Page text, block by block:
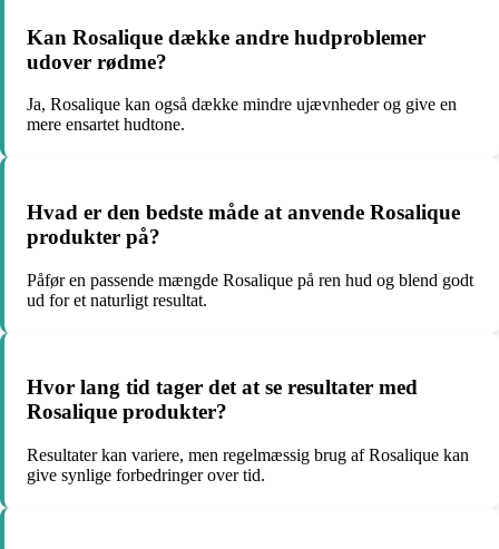
Kan Rosalique dække andre hudproblemer
udover rødme?
Ja, Rosalique kan også dække mindre ujævnheder og give en
mere ensartet hudtone.
Hvad er den bedste måde at anvende Rosalique
produkter på?
Påfør en passende mængde Rosalique på ren hud og blend godt
ud for et naturligt resultat.
Hvor lang tid tager det at se resultater med
Rosalique produkter?
Resultater kan variere, men regelmæssig brug af Rosalique kan
give synlige forbedringer over tid.